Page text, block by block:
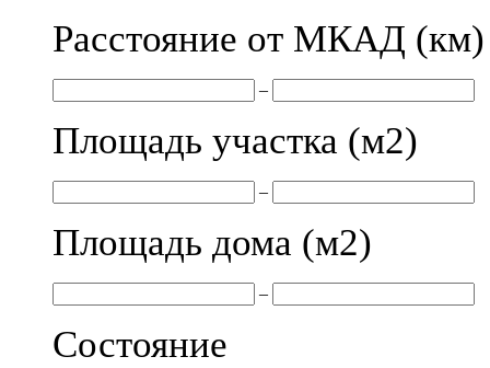
Расстояние от МКАД (км)
–
Площадь участка (м2)
–
Площадь дома (м2)
–
Состояние